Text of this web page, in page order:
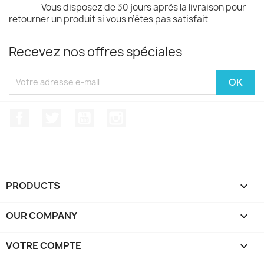
Vous disposez de 30 jours après la livraison pour
retourner un produit si vous n’êtes pas satisfait
Recevez nos offres spéciales
PRODUCTS 
OUR COMPANY 
VOTRE COMPTE 